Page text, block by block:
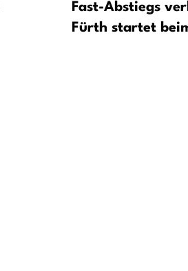
Fast-Abstiegs
Fürth startet